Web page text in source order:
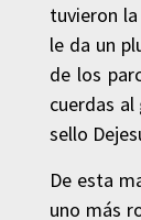
tuvieron
le da un
de los
cuerdas
sello
De esta
uno más